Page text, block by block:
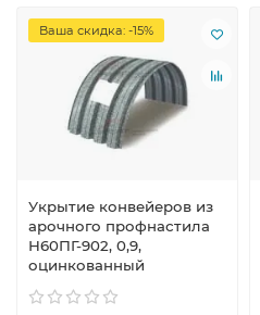
Ваша скидка: -15%
Укрытие конвейеров из
арочного профнастила
Н60ПГ-902, 0,9,
оцинкованный